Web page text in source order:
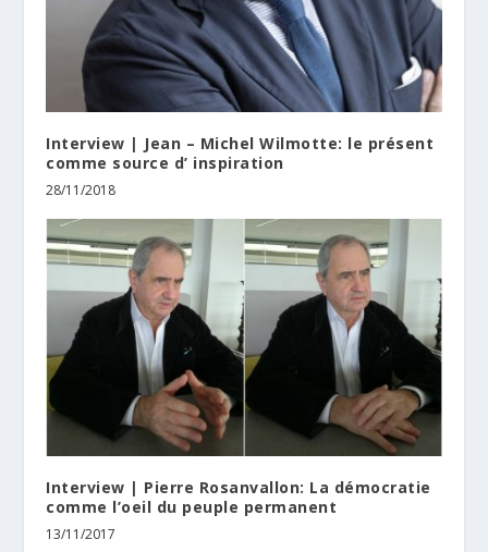
Interview | Jean – Michel Wilmotte: le présent
comme source d’ inspiration
28/11/2018
Interview | Pierre Rosanvallon: La démocratie
comme l’oeil du peuple permanent
13/11/2017